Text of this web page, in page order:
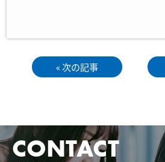
« 次の記事
CONTACT